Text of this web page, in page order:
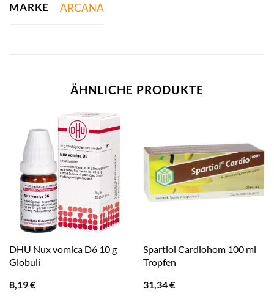
MARKE ARCANA
ÄHNLICHE PRODUKTE
DHU Nux vomica D6 10 g
Globuli
8,19€
Spartiol Cardiohom 100 ml
Tropfen
31,34€